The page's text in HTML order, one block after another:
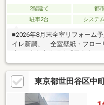
2階建て 都
駐車2台
システ
■2026年8月末全室リフォーム
イレ新調、 全室壁紙・フロー
東横線・目黒線「田園調布」
ウッドデッキでゆったりくつ
食洗器など設備充実！■1階に
は1818サイズ・窓あり！■全
風通し良好！■旧分譲地内の閑
東京都世田谷区中